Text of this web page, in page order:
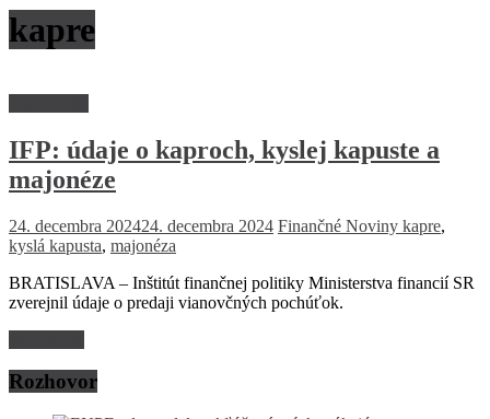
kapre
IFP: údaje o kaproch, kyslej kapuste a
majonéze
24. decembra 202424. decembra 2024 Finančné Noviny kapre,
kyslá kapusta, majonéza
BRATISLAVA – Inštitút finančnej politiky Ministerstva financií SR
zverejnil údaje o predaji vianovčných pochúťok.
Rozhovor